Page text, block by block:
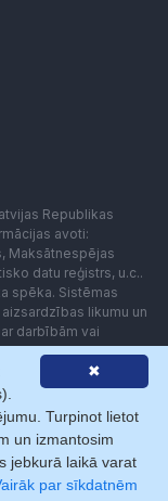
Republikas
avoti:
Maksātnespējas
datu reģistrs, u.c..
spēka. Sistēmas
likumu un
darbībām vai
Lietotājam aizliegts
(robotus)
ar Firmas.lv. Galvenā
✖
Turpinot lietot
un izmantosim
jebkurā laikā varat
par sīkdatnēm